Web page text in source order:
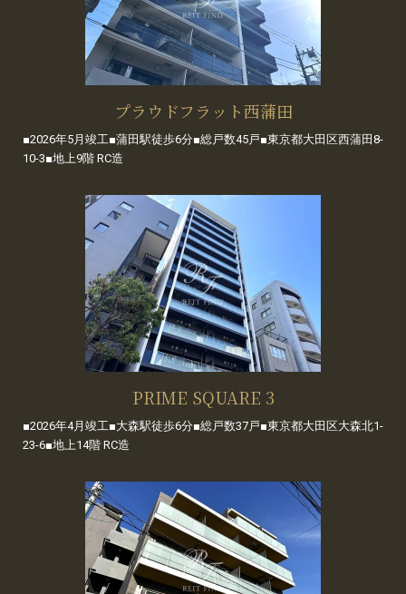
プラウドフラット西蒲田
■2026年5月竣工■蒲田駅徒歩6分■総戸数45戸■東京都大田区西蒲田8-
10-3■地上9階 RC造
PRIME SQUARE 3
■2026年4月竣工■大森駅徒歩6分■総戸数37戸■東京都大田区大森北1-
23-6■地上14階 RC造